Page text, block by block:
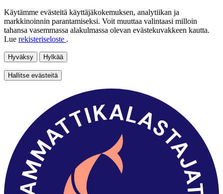
Käytämme evästeitä käyttäjäkokemuksen, analytiikan ja
markkinoinnin parantamiseksi. Voit muuttaa valintaasi milloin
tahansa vasemmassa alakulmassa olevan evästekuvakkeen kautta.
Lue rekisteriseloste .
Hyväksy Hylkää
Hallitse evästeitä